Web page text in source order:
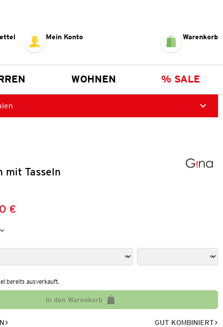
Mein Konto Warenkorb
WOHNEN % SALE
mit Tasseln
€
bereits ausverkauft.
In den Warenkorb
GUT KOMBINIERT